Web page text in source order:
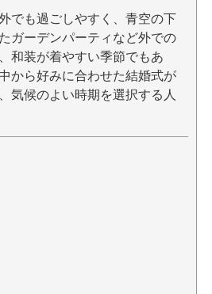
でも過ごしやすく、青空の下
ガーデンパーティなど外での
和装が着やすい季節でもあ
から好みに合わせた結婚式が
気候のよい時期を選択する人